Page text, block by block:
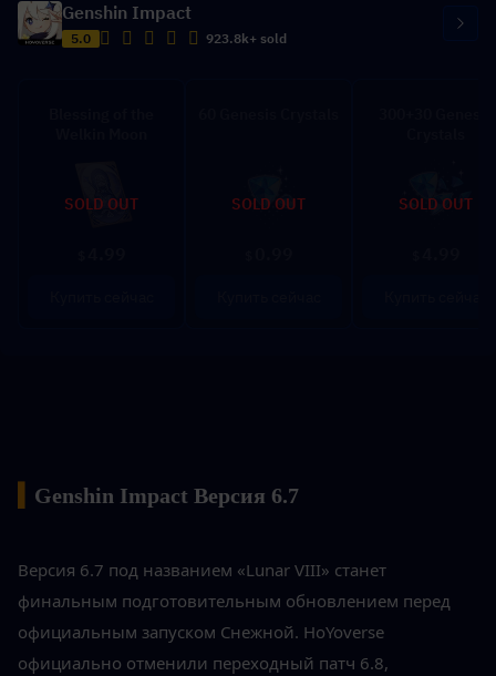
Genshin Impact
5.0 923.8k+ sold
SOLD OUT SOLD OUT SOLD OUT
Genshin Impact Версия 6.7
Версия 6.7 под названием «Lunar VIII» станет
финальным подготовительным обновлением перед
официальным запуском Снежной. HoYoverse
официально отменили переходный патч 6.8,